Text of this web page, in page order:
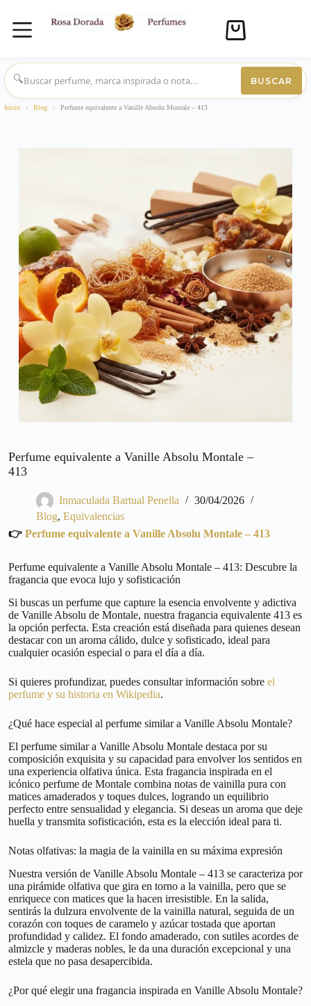
Saltar
al
contenido
Carro
compra
🔍
BUSCAR
Inicio › Blog › Perfume equivalente a Vanille Absolu Montale – 413
Perfume equivalente a Vanille Absolu Montale –
413
Inmaculada Bartual Penella
30/04/2026
Blog, Equivalencias
👉 Perfume equivalente a Vanille Absolu Montale – 413
Perfume equivalente a Vanille Absolu Montale – 413: Descubre la
fragancia que evoca lujo y sofisticación
Si buscas un perfume que capture la esencia envolvente y adictiva
de Vanille Absolu de Montale, nuestra fragancia equivalente 413 es
la opción perfecta. Esta creación está diseñada para quienes desean
destacar con un aroma cálido, dulce y sofisticado, ideal para
cualquier ocasión especial o para el día a día.
Si quieres profundizar, puedes consultar información sobre el
perfume y su historia en Wikipedia.
¿Qué hace especial al perfume similar a Vanille Absolu Montale?
El perfume similar a Vanille Absolu Montale destaca por su
composición exquisita y su capacidad para envolver los sentidos en
una experiencia olfativa única. Esta fragancia inspirada en el
icónico perfume de Montale combina notas de vainilla pura con
matices amaderados y toques dulces, logrando un equilibrio
perfecto entre sensualidad y elegancia. Si deseas un aroma que deje
huella y transmita sofisticación, esta es la elección ideal para ti.
Notas olfativas: la magia de la vainilla en su máxima expresión
Nuestra versión de Vanille Absolu Montale – 413 se caracteriza por
una pirámide olfativa que gira en torno a la vainilla, pero que se
enriquece con matices que la hacen irresistible. En la salida,
sentirás la dulzura envolvente de la vainilla natural, seguida de un
corazón con toques de caramelo y azúcar tostada que aportan
profundidad y calidez. El fondo amaderado, con sutiles acordes de
almizcle y maderas nobles, le da una duración excepcional y una
estela que no pasa desapercibida.
¿Por qué elegir una fragancia inspirada en Vanille Absolu Montale?